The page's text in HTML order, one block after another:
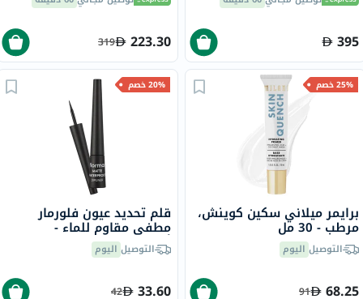
395
223.30
319
25% خصم
برايمر ميلاني سكين كوينش،
مرطب - 30 مل
التوصيل اليوم
68.25
91
20% خصم
قلم تحديد عيون فلورمار
مطفي مقاوم للماء -
أسود/001التوصيل اليوم
33.60
42